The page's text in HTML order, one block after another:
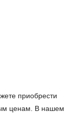
приобрести
ценам. В нашем